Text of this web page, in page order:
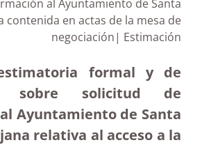
al Ayuntamiento de Santa
contenida en actas de la mesa de
negociación| Estimación
formal y de
sobre solicitud de
Ayuntamiento de Santa
relativa al acceso a la